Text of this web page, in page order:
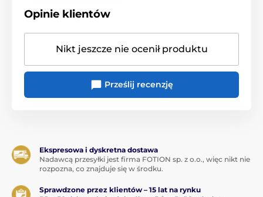
Opinie klientów
Nikt jeszcze nie ocenił produktu
Prześlij recenzję
Ekspresowa i dyskretna dostawa
Nadawcą przesyłki jest firma FOTION sp. z o.o., więc nikt nie
rozpozna, co znajduje się w środku.
Sprawdzone przez klientów – 15 lat na rynku